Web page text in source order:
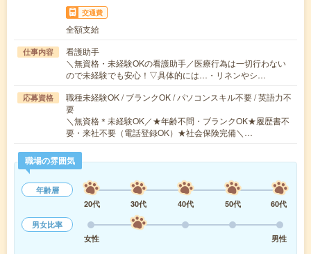
交通費
全額支給
仕事内容
看護助手
＼無資格・未経験OKの看護助手／医療行為は一切行わない
ので未経験でも安心！▽具体的には…・リネンやシ…
応募資格
職種未経験OK / ブランクOK / パソコンスキル不要 / 英語力不
要
＼無資格＊未経験OK／★年齢不問・ブランクOK★履歴書不
要・来社不要（電話登録OK）★社会保険完備＼…
職場の雰囲気
年齢層
20代
30代 40代 50代
60代
男女比率
女性
男性